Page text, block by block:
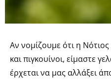
Αν νομίζουμε ότι η
και πιγκουίνοι, είμαστε
έρχεται να μας αλλάξει